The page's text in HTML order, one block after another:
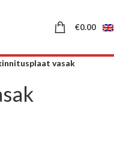
€0.00
vasak